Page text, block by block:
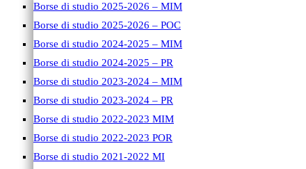
Borse di studio 2025-2026 – MIM
Borse di studio 2025-2026 – POC
Borse di studio 2024-2025 – MIM
Borse di studio 2024-2025 – PR
Borse di studio 2023-2024 – MIM
Borse di studio 2023-2024 – PR
Borse di studio 2022-2023 MIM
Borse di studio 2022-2023 POR
Borse di studio 2021-2022 MI